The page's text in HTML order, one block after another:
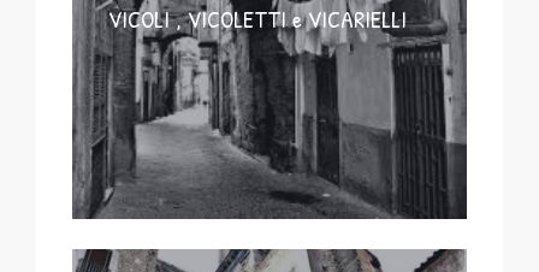
VICOLI , VICOLETTI e VICARIELLI